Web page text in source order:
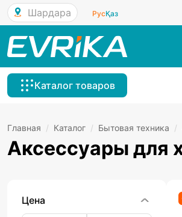
Шардара РусҚаз
Каталог товаров
Главная / Каталог / Бытовая техника /
Аксессуары для
Цена